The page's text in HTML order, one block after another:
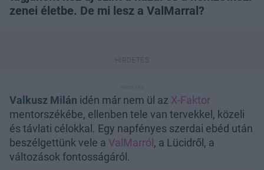
zenei életbe. De mi lesz a ValMarral?
Valkusz Milán idén már nem ül az X-Faktor
mentorszékébe, ellenben tele van tervekkel, közeli
és távlati célokkal. Egy napfényes szerdai ebéd után
beszélgettünk vele a ValMarról , a Lücidről, a
változások fontosságáról.